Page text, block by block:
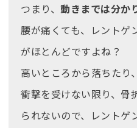
つまり、 動きまでは分か
腰が痛くても、レントゲ
がほとんどですよね？
高いところから落ちたり
衝撃を受けない限り、骨
られないので、レントゲ